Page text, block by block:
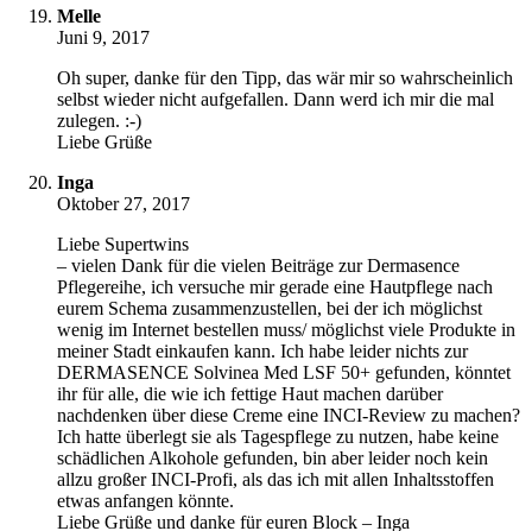
Melle
Juni 9, 2017
Oh super, danke für den Tipp, das wär mir so wahrscheinlich
selbst wieder nicht aufgefallen. Dann werd ich mir die mal
zulegen. :-)
Liebe Grüße
Inga
Oktober 27, 2017
Liebe Supertwins
– vielen Dank für die vielen Beiträge zur Dermasence
Pflegereihe, ich versuche mir gerade eine Hautpflege nach
eurem Schema zusammenzustellen, bei der ich möglichst
wenig im Internet bestellen muss/ möglichst viele Produkte in
meiner Stadt einkaufen kann. Ich habe leider nichts zur
DERMASENCE Solvinea Med LSF 50+ gefunden, könntet
ihr für alle, die wie ich fettige Haut machen darüber
nachdenken über diese Creme eine INCI-Review zu machen?
Ich hatte überlegt sie als Tagespflege zu nutzen, habe keine
schädlichen Alkohole gefunden, bin aber leider noch kein
allzu großer INCI-Profi, als das ich mit allen Inhaltsstoffen
etwas anfangen könnte.
Liebe Grüße und danke für euren Block – Inga